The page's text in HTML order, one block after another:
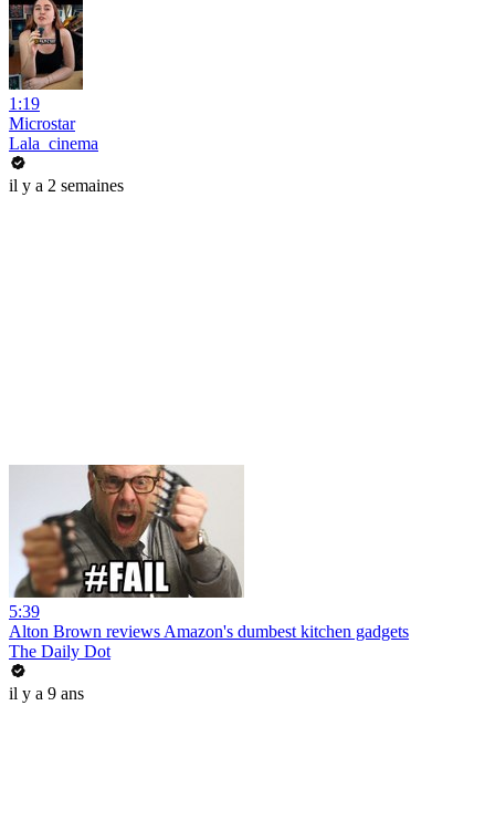
1:19
Microstar
Lala_cinema
il y a 2 semaines
5:39
Alton Brown reviews Amazon's dumbest kitchen gadgets
The Daily Dot
il y a 9 ans